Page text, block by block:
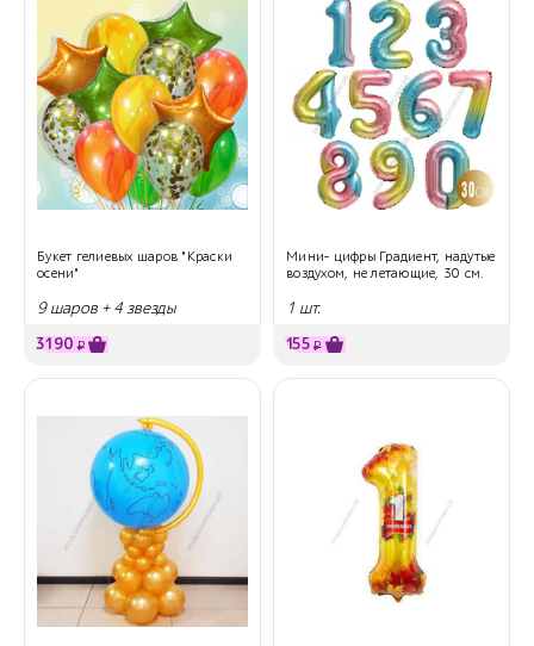
Букет гелиевых шаров "Краски
осени"
9 шаров + 4 звезды
3190 ₽
Мини- цифры Градиент, надутые
воздухом, не летающие, 30 см.
1 шт.
155 ₽